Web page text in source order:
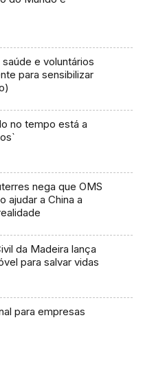
e voluntários
para sensibilizar
no tempo está a
nega que OMS
ajudar a China a
da Madeira lança
para salvar vidas
para empresas